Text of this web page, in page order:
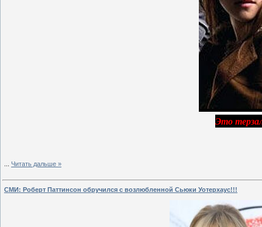
Это
Читать дальше »
СМИ: Роберт Паттинсон обручился с возлюбленной Сьюки Уотерхаус!!!